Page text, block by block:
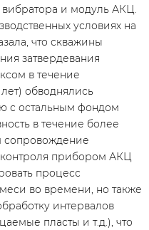
вибратора и модуль АКЦ.
условиях на
что скважины
затвердевания
в течение
обводнялись
с остальным фондом
в течение более
сопровождение
прибором АКЦ
процесс
во времени, но также
интервалов
пласты и т.д.), что